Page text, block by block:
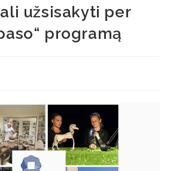
užsisakyti per
programą